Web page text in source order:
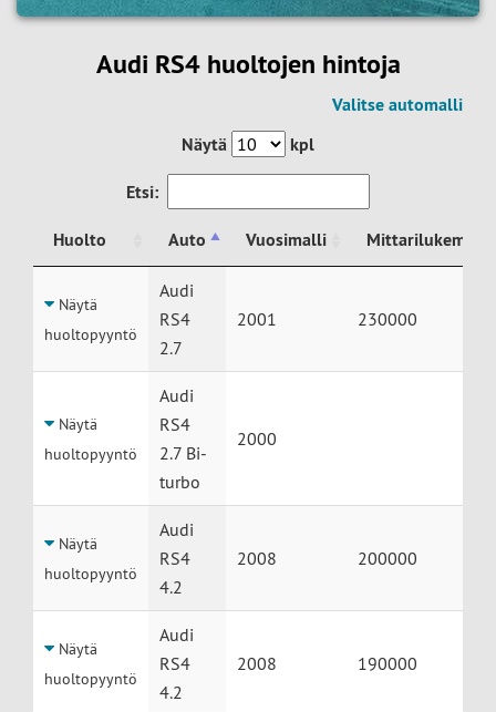
Audi RS4 huoltojen hintoja
Valitse automalli
Näytä
kpl
Etsi:
Huolto Auto Vuosimalli
Mittarilukema
Auto
Näytä
huoltopyyntö
Audi
RS4
2.7
2001 230000
Näytä
huoltopyyntö
Audi
RS4
2.7 Bi-
turbo
2000
Näytä
huoltopyyntö
Audi
RS4
4.2
2008 200000
Näytä
huoltopyyntö
Audi
RS4
4.2
2008 190000